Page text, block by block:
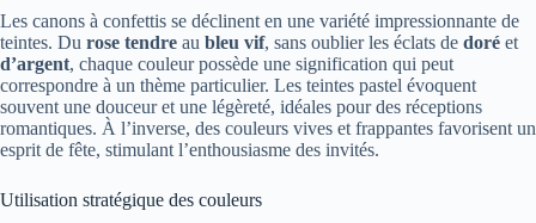
Les canons à confettis se déclinent en une variété impressionnante de
teintes. Du rose tendre au bleu vif, sans oublier les éclats de doré et
d’argent, chaque couleur possède une signification qui peut
correspondre à un thème particulier. Les teintes pastel évoquent
souvent une douceur et une légèreté, idéales pour des réceptions
romantiques. À l’inverse, des couleurs vives et frappantes favorisent un
esprit de fête, stimulant l’enthousiasme des invités.
Utilisation stratégique des couleurs